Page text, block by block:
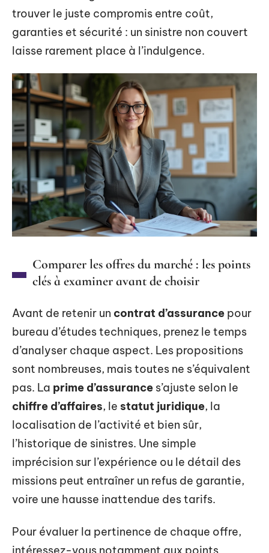
trouver le juste compromis entre coût,
garanties et sécurité : un sinistre non couvert
laisse rarement place à l’indulgence.
Comparer les offres du marché : les points
clés à examiner avant de choisir
Avant de retenir un contrat d’assurance pour
bureau d’études techniques, prenez le temps
d’analyser chaque aspect. Les propositions
sont nombreuses, mais toutes ne s’équivalent
pas. La prime d’assurance s’ajuste selon le
chiffre d’affaires, le statut juridique, la
localisation de l’activité et bien sûr,
l’historique de sinistres. Une simple
imprécision sur l’expérience ou le détail des
missions peut entraîner un refus de garantie,
voire une hausse inattendue des tarifs.
Pour évaluer la pertinence de chaque offre,
intéressez-vous notamment aux points